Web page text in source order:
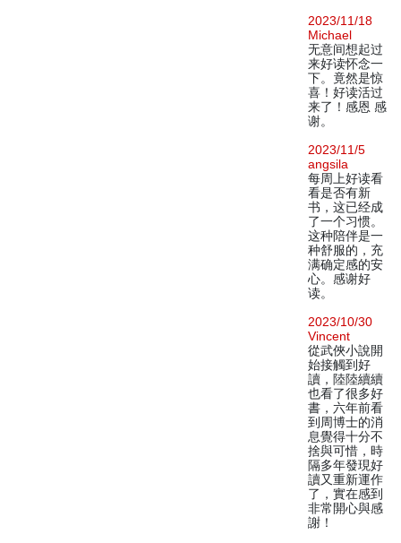
2023/11/18
Michael
无意间想起过
来好读怀念一
下。竟然是惊
喜！好读活过
来了！感恩 感
谢。
2023/11/5
angsila
每周上好读看
看是否有新
书，这已经成
了一个习惯。
这种陪伴是一
种舒服的，充
满确定感的安
心。感谢好
读。
2023/10/30
Vincent
從武俠小說開
始接觸到好
讀，陸陸續續
也看了很多好
書，六年前看
到周博士的消
息覺得十分不
捨與可惜，時
隔多年發現好
讀又重新運作
了，實在感到
非常開心與感
謝！